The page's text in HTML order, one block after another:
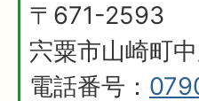
〒671-2593
宍粟市山崎町
電話番号：